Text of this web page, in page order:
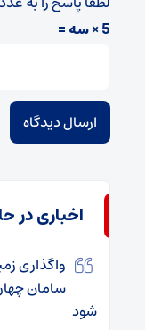
5 × سه =
اخباری در
واگذاری
سامان
شود